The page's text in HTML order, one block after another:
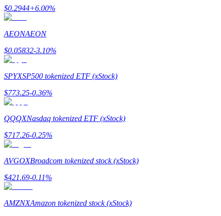
Aprenda cómo mantenerse rentable
$0.2944+6.00%
AEONAEON
$0.05832-3.10%
SPYXSP500 tokenized ETF (xStock)
$773.25-0.36%
QQQXNasdaq tokenized ETF (xStock)
$717.26-0.25%
AVGOXBroadcom tokenized stock (xStock)
$421.69-0.11%
AMZNXAmazon tokenized stock (xStock)